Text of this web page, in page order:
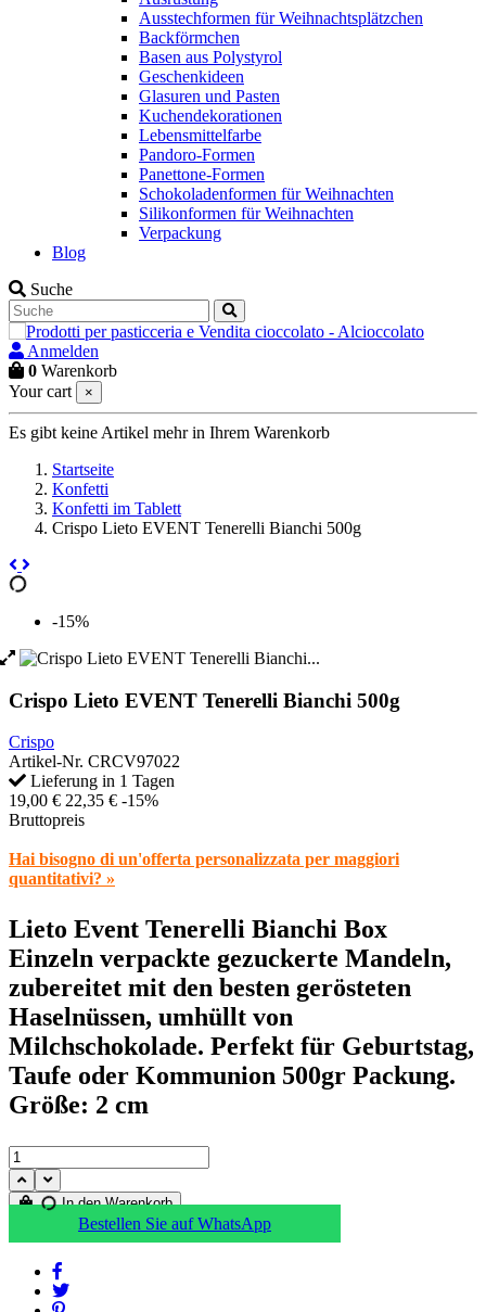
Ausstechformen für Weihnachtsplätzchen
Backförmchen
Basen aus Polystyrol
Geschenkideen
Glasuren und Pasten
Kuchendekorationen
Lebensmittelfarbe
Pandoro-Formen
Panettone-Formen
Schokoladenformen für Weihnachten
Silikonformen für Weihnachten
Verpackung
Blog
Suche
Anmelden
0 Warenkorb
Your cart
×
Es gibt keine Artikel mehr in Ihrem Warenkorb
Startseite
Konfetti
Konfetti im Tablett
Crispo Lieto EVENT Tenerelli Bianchi 500g
-15%
Crispo Lieto EVENT Tenerelli Bianchi 500g
Crispo
Artikel-Nr. CRCV97022
Lieferung in 1 Tagen
19,00 € 22,35 € -15%
Bruttopreis
Hai bisogno di un'offerta personalizzata per maggiori
quantitativi? »
Lieto Event Tenerelli Bianchi Box
Einzeln verpackte gezuckerte Mandeln,
zubereitet mit den besten gerösteten
Haselnüssen, umhüllt von
Milchschokolade. Perfekt für Geburtstag,
Taufe oder Kommunion 500gr Packung.
Größe: 2 cm
In den Warenkorb
Bestellen Sie auf WhatsApp